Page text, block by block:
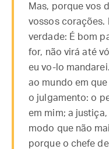
Mas, porque vos
vossos corações.
verdade: É bom
for, não virá até
eu vo-lo
ao mundo em
o julgamento: o
em mim; a
modo que não
porque o chefe